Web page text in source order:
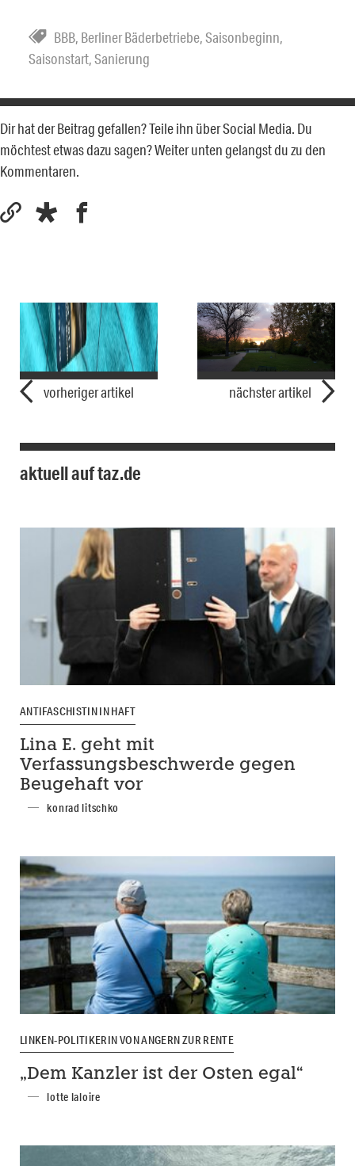
BBB, Berliner Bäderbetriebe,Saisonbeginn,
Saisonstart,Sanierung
Dir hat der Beitrag gefallen? Teile ihn über Social Media. Du
möchtest etwas dazu sagen? Weiter unten gelangst du zu den
Kommentaren.
vorheriger artikel nächster artikel
aktuell auf taz.de
ANTIFASCHISTIN IN HAFT
Lina E. geht mit
Verfassungsbeschwerde gegen
Beugehaft vor
konrad litschko
LINKEN-POLITIKERIN VON ANGERN ZUR RENTE
„Dem Kanzler ist der Osten egal“
lotte laloire